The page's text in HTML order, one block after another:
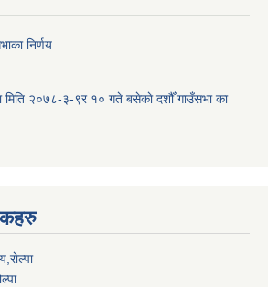
निर्णय
मिति २०७८-३-९र १० गते बसेकाे दशौँ गाउँसभा का